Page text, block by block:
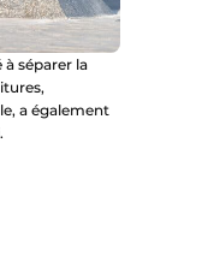
séparer la
a également